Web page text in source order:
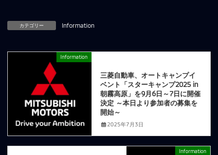
カテゴリー Information
Information
三菱自動車、オートキャンプイ
ベント「スターキャンプ2025 in
朝霧高原」を9月6日～7日に開催
決定 ～本日より参加者の募集を
開始～
2025年7月3日
Information